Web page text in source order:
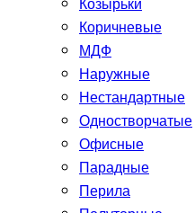
Коричневые
МДФ
Наружные
Нестандартные
Одностворчатые
Офисные
Парадные
Перила